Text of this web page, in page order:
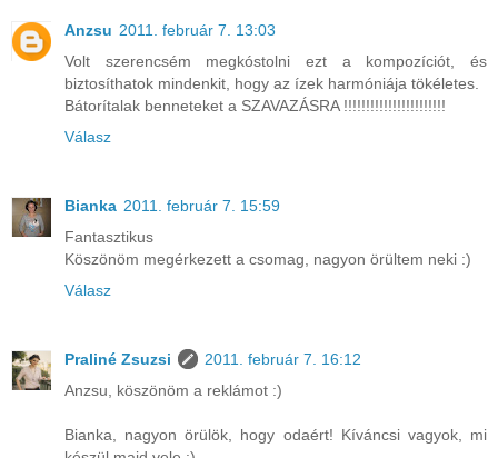
Anzsu 2011. február 7. 13:03
Volt szerencsém megkóstolni ezt a kompozíciót, és
biztosíthatok mindenkit, hogy az ízek harmóniája tökéletes.
Bátorítalak benneteket a SZAVAZÁSRA !!!!!!!!!!!!!!!!!!!!!!!
Válasz
Bianka 2011. február 7. 15:59
Fantasztikus
Köszönöm megérkezett a csomag, nagyon örültem neki :)
Válasz
Praliné Zsuzsi
2011. február 7. 16:12
Anzsu, köszönöm a reklámot :)
Bianka, nagyon örülök, hogy odaért! Kíváncsi vagyok, mi